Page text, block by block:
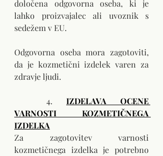
določena odgovorna oseba, ki je
lahko proizvajalec ali uvoznik s
sedežem v EU.
Odgovorna oseba mora zagotoviti,
da je kozmetični izdelek varen za
zdravje ljudi.
	4.
IZDELAVA OCENE
VARNOSTI KOZMETIČNEGA
IZDELKA
Za zagotovitev varnosti
kozmetičnega izdelka je potrebno